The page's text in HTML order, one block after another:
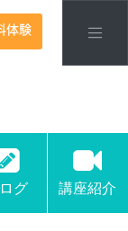
体験
グ 講座紹介